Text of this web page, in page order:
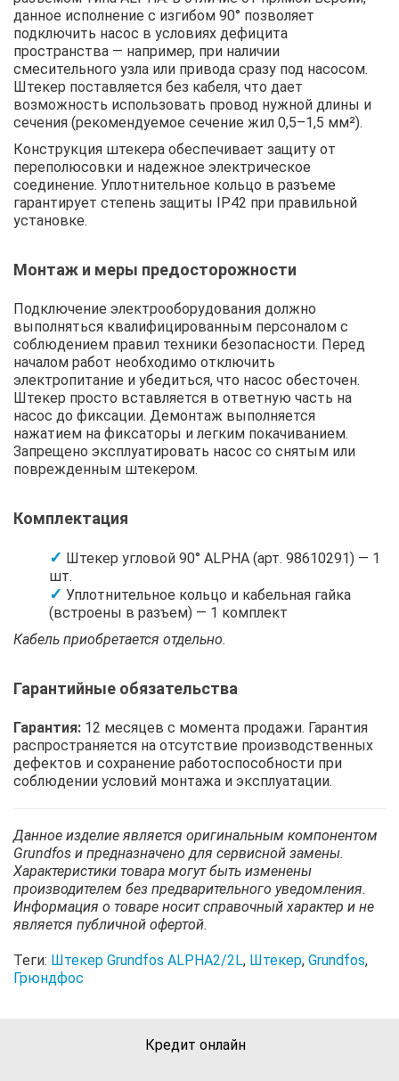
данное исполнение с изгибом 90° позволяет
подключить насос в условиях дефицита
пространства — например, при наличии
смесительного узла или привода сразу под насосом.
Штекер поставляется без кабеля, что дает
возможность использовать провод нужной длины и
сечения (рекомендуемое сечение жил 0,5–1,5 мм²).
Конструкция штекера обеспечивает защиту от
переполюсовки и надежное электрическое
соединение. Уплотнительное кольцо в разъеме
гарантирует степень защиты IP42 при правильной
установке.
Монтаж и меры предосторожности
Подключение электрооборудования должно
выполняться квалифицированным персоналом с
соблюдением правил техники безопасности. Перед
началом работ необходимо отключить
электропитание и убедиться, что насос обесточен.
Штекер просто вставляется в ответную часть на
насос до фиксации. Демонтаж выполняется
нажатием на фиксаторы и легким покачиванием.
Запрещено эксплуатировать насос со снятым или
поврежденным штекером.
Комплектация
Штекер угловой 90° ALPHA (арт. 98610291) — 1
шт.
Уплотнительное кольцо и кабельная гайка
(встроены в разъем) — 1 комплект
Кабель приобретается отдельно.
Гарантийные обязательства
Гарантия: 12 месяцев с момента продажи. Гарантия
распространяется на отсутствие производственных
дефектов и сохранение работоспособности при
соблюдении условий монтажа и эксплуатации.
Данное изделие является оригинальным компонентом
Grundfos и предназначено для сервисной замены.
Характеристики товара могут быть изменены
производителем без предварительного уведомления.
Информация о товаре носит справочный характер и не
является публичной офертой.
Теги: Штекер Grundfos ALPHA2/2L, Штекер, Grundfos,
Грюндфос
Кредит онлайн